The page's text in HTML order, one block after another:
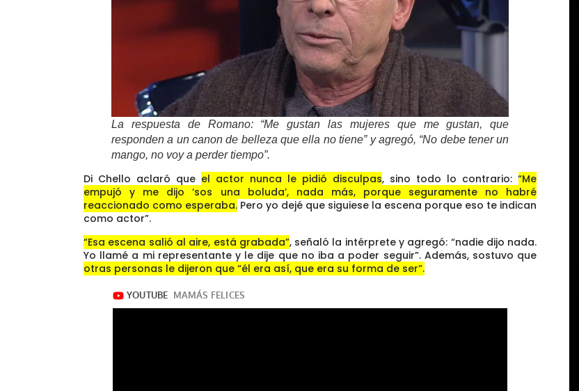
La respuesta de Romano: “Me gustan las mujeres que me gustan, que
responden a un canon de belleza que ella no tiene” y agregó, “No debe tener un
mango, no voy a perder tiempo”.
Di Chello aclaró que el actor nunca le pidió disculpas, sino todo lo contrario:“Me
empujó y me dijo ‘sos una boluda’, nada más, porque seguramente no habré
reaccionado como esperaba. Pero yo dejé que siguiese la escena porque eso te indican
como actor”.
“Esa escena salió al aire, está grabada”, señaló la intérprete y agregó: “nadie dijo nada.
Yo llamé a mi representante y le dije que no iba a poder seguir”. Además, sostuvo que
otras personas le dijeron que “él era así, que era su forma de ser”.